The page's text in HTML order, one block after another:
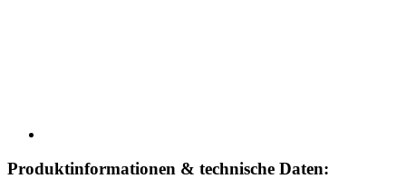
Produktinformationen & technische Daten: